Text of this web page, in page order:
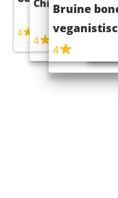
4
Chili con carne
4
Bruine
4